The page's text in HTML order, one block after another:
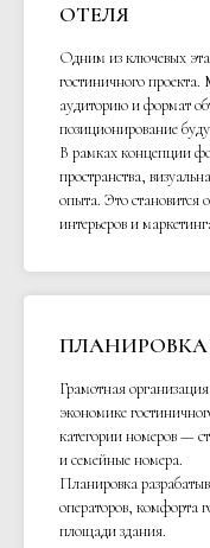
ОТЕЛЯ
Одним из ключевых
гостиничного
аудиторию и формат
позиционирование
В рамках концепции
пространства,
опыта. Это становится
интерьеров и
Грамотная
экономике
категории номеров —
и семейные номера.
Планировка
операторов, комфорта
площади здания.